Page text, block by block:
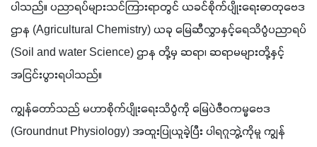
ပါသည်။ ပညာရပ်များသင်ကြားရာတွင် ယခင်စိုက်ပျိုးရေးဓာတုဗေဒ
ဌာန (Agricultural Chemistry) ယခု မြေဆီလွှာနှင့်ရေသိပ္ပံပညာရပ်
(Soil and water Science) ဌာန တို့မှ ဆရာ၊ ဆရာမများတို့နှင့်
အငြင်းပွားရပါသည်။
ကျွန်တော်သည် မဟာစိုက်ပျိုးရေးသိပ္ပံကို မြေပဲဇီဝကမ္မဗေဒ
(Groundnut Physiology) အထူးပြုယူခဲ့ပြီး ပါရဂူဘွဲ့ကိုမူ ကျွန်